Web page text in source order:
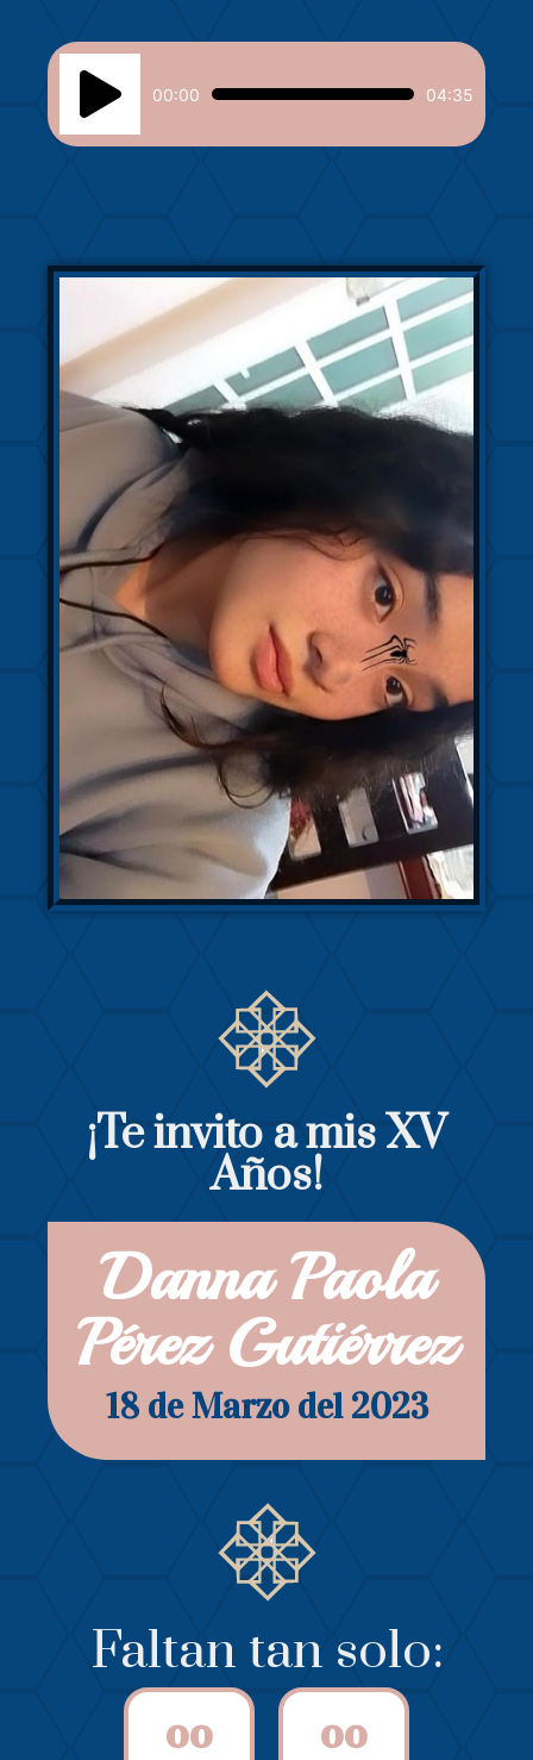
Reproductor
audio
00:00 04:35
¡Te invito a mis XV
Años!
Danna Paola
Pérez Gutiérrez
18 de Marzo del 2023
Faltan tan solo:
00 00